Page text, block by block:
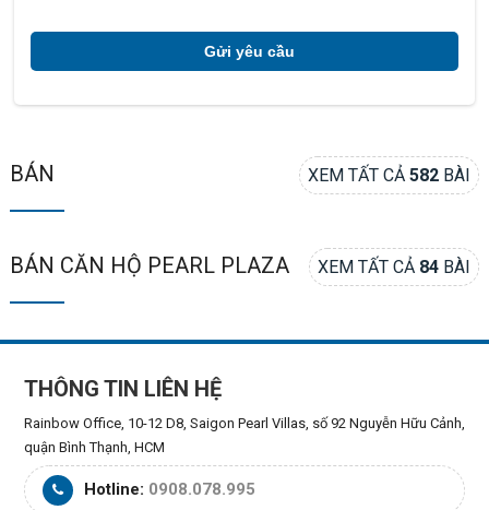
BÁN XEM TẤT CẢ582 BÀI
BÁN CĂN HỘ PEARL PLAZA XEM TẤT CẢ 84 BÀI
THÔNG TIN LIÊN HỆ
Rainbow Office, 10-12 D8, Saigon Pearl Villas, số 92 Nguyễn Hữu Cảnh,
quận Bình Thạnh, HCM
Hotline: 0908.078.995